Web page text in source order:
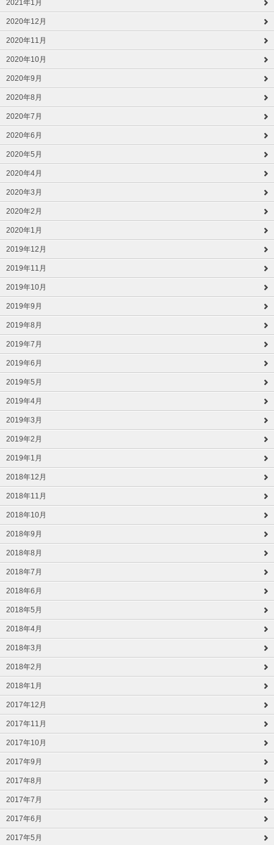
2021年1月
2020年12月
2020年11月
2020年10月
2020年9月
2020年8月
2020年7月
2020年6月
2020年5月
2020年4月
2020年3月
2020年2月
2020年1月
2019年12月
2019年11月
2019年10月
2019年9月
2019年8月
2019年7月
2019年6月
2019年5月
2019年4月
2019年3月
2019年2月
2019年1月
2018年12月
2018年11月
2018年10月
2018年9月
2018年8月
2018年7月
2018年6月
2018年5月
2018年4月
2018年3月
2018年2月
2018年1月
2017年12月
2017年11月
2017年10月
2017年9月
2017年8月
2017年7月
2017年6月
2017年5月